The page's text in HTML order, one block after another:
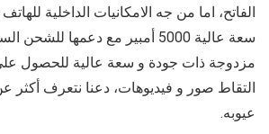
الفاتح، اما من جه الامكانيات الداخلية
سعة عالية 5000 أمبير مع دعمها
مزدوجة ذات جودة و سعة عالية للحصول
التقاط صور و فيديوهات، دعنا نتعرف أكثر
عيوبه.